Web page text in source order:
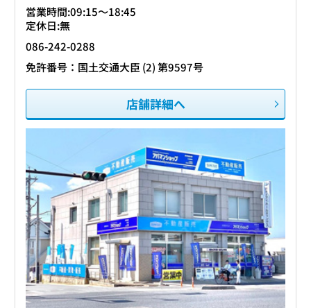
営業時間:09:15〜18:45
定休日:無
086-242-0288
免許番号：国土交通大臣 (2) 第9597号
店舗詳細へ